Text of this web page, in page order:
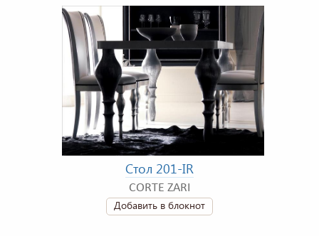
Стол 201-IR
CORTE ZARI
Добавить в блокнот